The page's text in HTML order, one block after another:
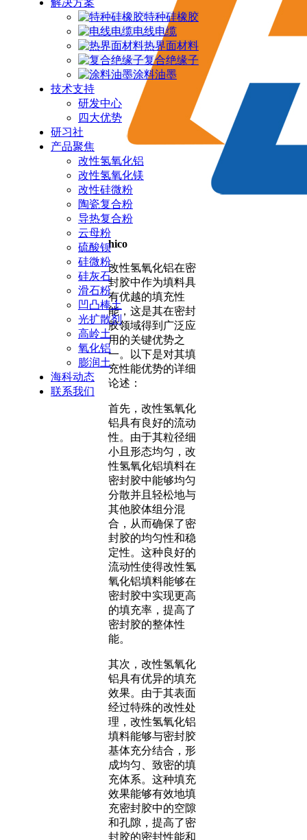
解决方案
特种硅橡胶
电线电缆
热界面材料
复合绝缘子
涂料油墨
技术支持
研发中心
四大优势
研习社
产品聚焦
改性氢氧化铝
改性氢氧化镁
改性硅微粉
陶瓷复合粉
导热复合粉
云母粉
硫酸钡
硅微粉
硅灰石
滑石粉
凹凸棒土
光扩散剂
高岭土
氧化铝
膨润土
海科动态
联系我们
hico
改性氢氧化铝在密
封胶中作为填料具
有优越的填充性
能，这是其在密封
胶领域得到广泛应
用的关键优势之
一。以下是对其填
充性能优势的详细
论述：
首先，改性氢氧化
铝具有良好的流动
性。由于其粒径细
小且形态均匀，改
性氢氧化铝填料在
密封胶中能够均匀
分散并且轻松地与
其他胶体组分混
合，从而确保了密
封胶的均匀性和稳
定性。这种良好的
流动性使得改性氢
氧化铝填料能够在
密封胶中实现更高
的填充率，提高了
密封胶的整体性
能。
其次，改性氢氧化
铝具有优异的填充
效果。由于其表面
经过特殊的改性处
理，改性氢氧化铝
填料能够与密封胶
基体充分结合，形
成均匀、致密的填
充体系。这种填充
效果能够有效地填
充密封胶中的空隙
和孔隙，提高了密
封胶的密封性能和